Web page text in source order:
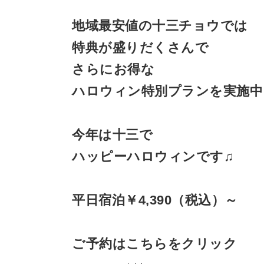
地域最安値の十三チョウでは
特典が盛りだくさんで
さらにお得な
ハロウィン特別プランを実施中
今年は十三で
ハッピーハロウィンです ♫
平日宿泊￥4,390 （税込）～
ご予約はこちらをクリック